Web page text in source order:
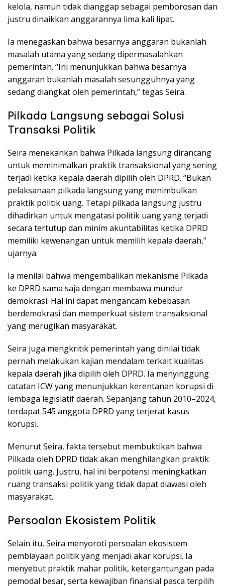
kelola, namun tidak dianggap sebagai pemborosan dan
justru dinaikkan anggarannya lima kali lipat.
Ia menegaskan bahwa besarnya anggaran bukanlah
masalah utama yang sedang dipermasalahkan
pemerintah. “Ini menunjukkan bahwa besarnya
anggaran bukanlah masalah sesungguhnya yang
sedang diangkat oleh pemerintah,” tegas Seira.
Pilkada Langsung sebagai Solusi
Transaksi Politik
Seira menekankan bahwa Pilkada langsung dirancang
untuk meminimalkan praktik transaksional yang sering
terjadi ketika kepala daerah dipilih oleh DPRD. “Bukan
pelaksanaan pilkada langsung yang menimbulkan
praktik politik uang. Tetapi pilkada langsung justru
dihadirkan untuk mengatasi politik uang yang terjadi
secara tertutup dan minim akuntabilitas ketika DPRD
memiliki kewenangan untuk memilih kepala daerah,”
ujarnya.
Ia menilai bahwa mengembalikan mekanisme Pilkada
ke DPRD sama saja dengan membawa mundur
demokrasi. Hal ini dapat mengancam kebebasan
berdemokrasi dan memperkuat sistem transaksional
yang merugikan masyarakat.
Seira juga mengkritik pemerintah yang dinilai tidak
pernah melakukan kajian mendalam terkait kualitas
kepala daerah jika dipilih oleh DPRD. Ia menyinggung
catatan ICW yang menunjukkan kerentanan korupsi di
lembaga legislatif daerah. Sepanjang tahun 2010–2024,
terdapat 545 anggota DPRD yang terjerat kasus
korupsi.
Menurut Seira, fakta tersebut membuktikan bahwa
Pilkada oleh DPRD tidak akan menghilangkan praktik
politik uang. Justru, hal ini berpotensi meningkatkan
ruang transaksi politik yang tidak dapat diawasi oleh
masyarakat.
Persoalan Ekosistem Politik
Selain itu, Seira menyoroti persoalan ekosistem
pembiayaan politik yang menjadi akar korupsi. Ia
menyebut praktik mahar politik, ketergantungan pada
pemodal besar, serta kewajiban finansial pasca terpilih